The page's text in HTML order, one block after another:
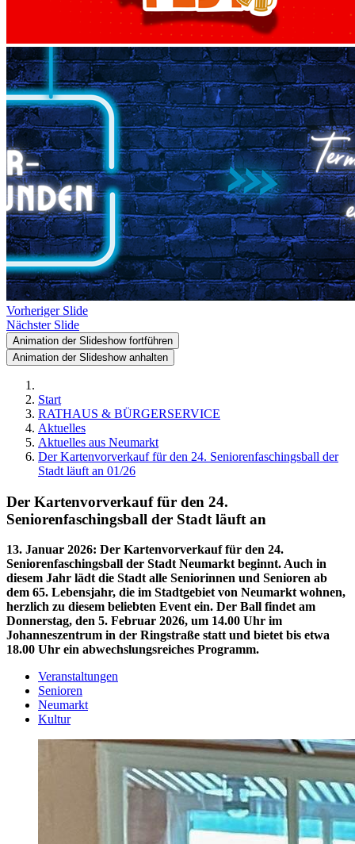
Vorheriger Slide
Nächster Slide
Animation der Slideshow fortführen
Animation der Slideshow anhalten
Start
RATHAUS & BÜRGERSERVICE
Aktuelles
Aktuelles aus Neumarkt
Der Kartenvorverkauf für den 24. Seniorenfaschingsball der
Stadt läuft an 01/26
Der Kartenvorverkauf für den 24.
Seniorenfaschingsball der Stadt läuft an
13. Januar 2026: Der Kartenvorverkauf für den 24.
Seniorenfaschingsball der Stadt Neumarkt beginnt. Auch in
diesem Jahr lädt die Stadt alle Seniorinnen und Senioren ab
dem 65. Lebensjahr, die im Stadtgebiet von Neumarkt wohnen,
herzlich zu diesem beliebten Event ein. Der Ball findet am
Donnerstag, den 5. Februar 2026, um 14.00 Uhr im
Johanneszentrum in der Ringstraße statt und bietet bis etwa
18.00 Uhr ein abwechslungsreiches Programm.
Veranstaltungen
Senioren
Neumarkt
Kultur